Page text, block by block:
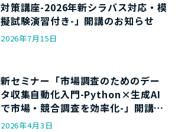
対策講座-2026年新シラバス対応・模
擬試験演習付き-」開講のお知らせ
2026年7月15日
新セミナー「市場調査のためのデー
タ収集自動化入門-Python×生成AI
で市場・競合調査を効率化-」開講の
お知らせ
2026年4月3日